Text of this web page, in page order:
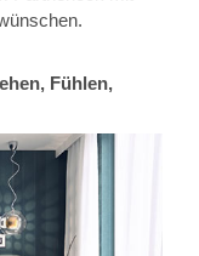
Fühlen,